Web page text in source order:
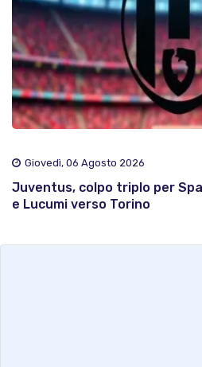
Giovedì, 06 Agosto 2026
Juventus, colpo triplo per
e Lucumi verso Torino